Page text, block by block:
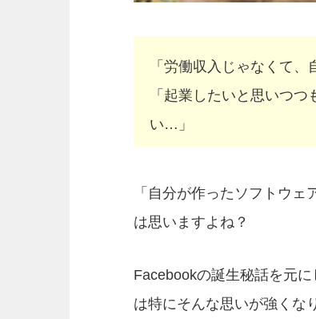
「労働収入じゃなくて
「起業したいと思いつ
い…」
「自分が作ったソフトウ
は思いますよね？
Facebookの誕生秘話を元
は特にそんな思いが強くな